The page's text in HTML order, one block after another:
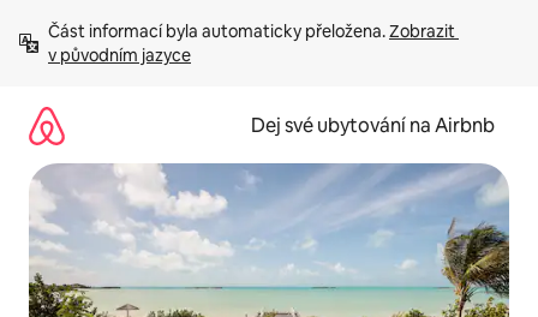
obsah
Část informací byla automaticky přeložena. Zobrazit
v původním jazyce
Dej své ubytování na Airbnb